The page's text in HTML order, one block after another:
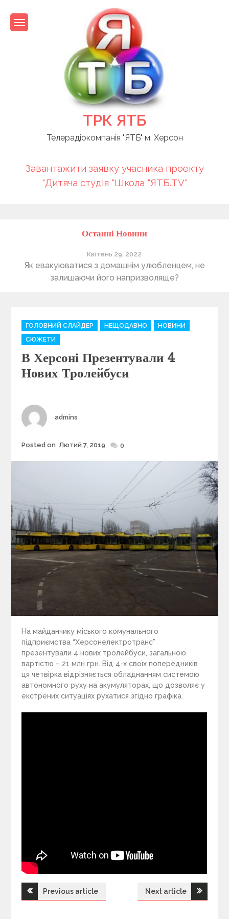
content
ТРК ЯТБ
Телерадіокомпанія "ЯТБ" м. Херсон
Завантажити заявку учасника проекту
"Дитяча студія "Школа "ЯТБ.TV"
Останні Новини
Квітень 29, 2022
Як евакуюватися з домашнім улюбленцем, не
залишаючи його напризволяще?
C
a
t
e
o
e
s
ГОЛОВНИЙ СЛАЙДЕР НЕЩОДАВНО
НОВИНИ
СЮЖЕТИ
В Херсоні Презентували 4
Нових Тролейбуси
Author
admins
Posted
Posted on Лютий 7, 2019 0
На майданчику міського комунального
підприємства “Херсонелектротранс”
презентували 4 нових тролейбуси, загальною
вартістю – 21 млн грн. Від 4-х своїх попередників
ця четвірка відрізняється обладнанням системою
автономного руху на акумуляторах, що дозволяє у
екстрених ситуаціях рухатися згідно графіка.
Н
Previous article Next article